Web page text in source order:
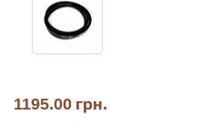
1195.00 грн.